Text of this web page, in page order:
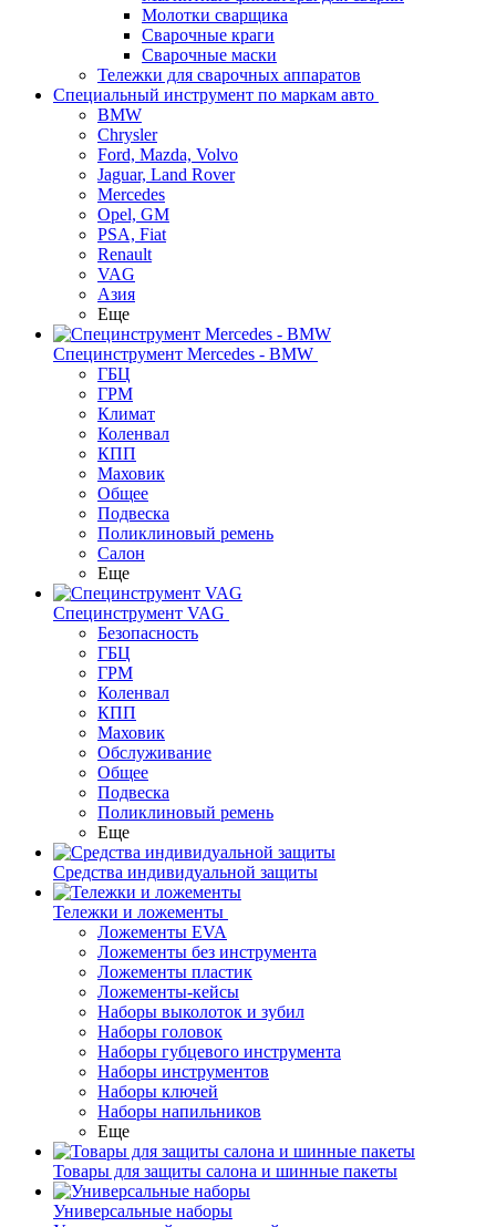
Молотки сварщика
Сварочные краги
Сварочные маски
Тележки для сварочных аппаратов
Специальный инструмент по маркам авто
BMW
Chrysler
Ford, Mazda, Volvo
Jaguar, Land Rover
Mercedes
Opel, GM
PSA, Fiat
Renault
VAG
Азия
Еще
Специнструмент Mercedes - BMW
ГБЦ
ГРМ
Климат
Коленвал
КПП
Маховик
Общее
Подвеска
Поликлиновый ремень
Салон
Еще
Специнструмент VAG
Безопасность
ГБЦ
ГРМ
Коленвал
КПП
Маховик
Обслуживание
Общее
Подвеска
Поликлиновый ремень
Еще
Средства индивидуальной защиты
Тележки и ложементы
Ложементы EVA
Ложементы без инструмента
Ложементы пластик
Ложементы-кейсы
Наборы выколоток и зубил
Наборы головок
Наборы губцевого инструмента
Наборы инструментов
Наборы ключей
Наборы напильников
Еще
Товары для защиты салона и шинные пакеты
Универсальные наборы